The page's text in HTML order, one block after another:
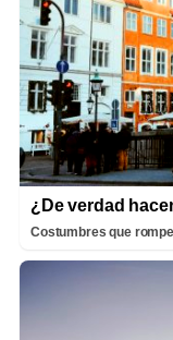
¿De verdad
Costumbres que